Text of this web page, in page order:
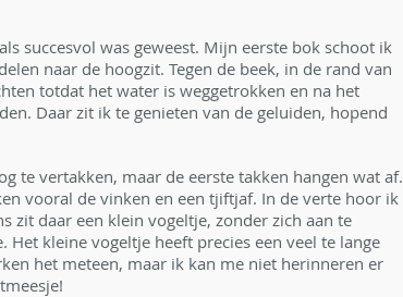
succesvol was geweest. Mijn eerste bok schoot ik
naar de hoogzit. Tegen de beek, in de rand van
totdat het water is weggetrokken en na het
Daar zit ik te genieten van de geluiden, hopend
te vertakken, maar de eerste takken hangen wat af.
vooral de vinken en een tjiftjaf. In de verte hoor ik
zit daar een klein vogeltje, zonder zich aan te
kleine vogeltje heeft precies een veel te lange
het meteen, maar ik kan me niet herinneren er